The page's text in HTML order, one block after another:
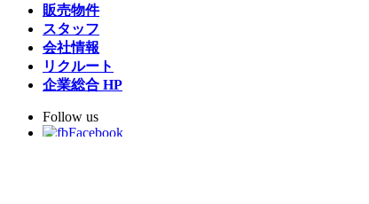
販売物件
スタッフ
会社情報
リクルート
企業総合 HP
Follow us
Facebook